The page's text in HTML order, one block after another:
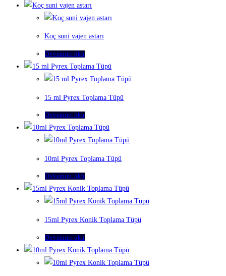
Koç suni vajen astarı
Devamını oku
15 ml Pyrex Toplama Tüpü
Devamını oku
10ml Pyrex Toplama Tüpü
Devamını oku
15ml Pyrex Konik Toplama Tüpü
Devamını oku